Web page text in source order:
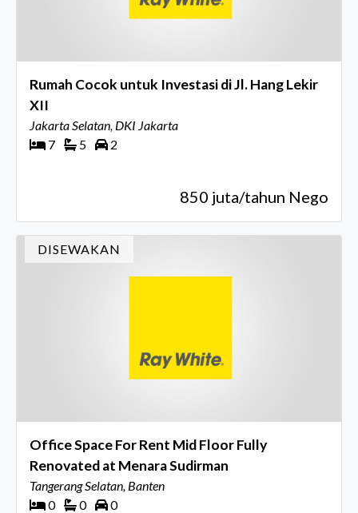
Rumah Cocok untuk Investasi di Jl. Hang Lekir
XII
Jakarta Selatan, DKI Jakarta
7
5 2
850 juta/tahun Nego
DISEWAKAN
Office Space For Rent Mid Floor Fully
Renovated at Menara Sudirman
Tangerang Selatan, Banten
0
0 0